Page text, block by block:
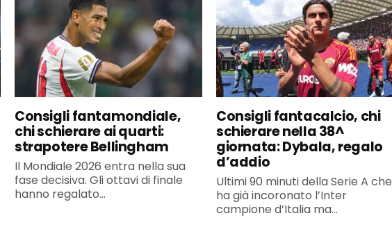
Consigli fantamondiale,
chi schierare ai quarti:
strapotere Bellingham
Il Mondiale 2026 entra nella sua
fase decisiva. Gli ottavi di finale
hanno regalato...
Consigli fantacalcio, chi
schierare nella 38^
giornata: Dybala, regalo
d’addio
Ultimi 90 minuti della Serie A che
ha già incoronato l’Inter
campione d’Italia ma...